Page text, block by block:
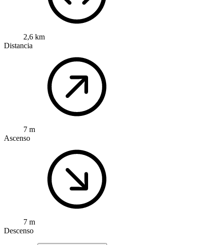
2,6 km
Distancia
7 m
Ascenso
7 m
Descenso